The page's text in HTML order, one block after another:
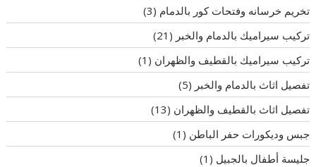
تخريم خرسانه وفتحات كور بالدمام (3)
تركيب سيراميك بالدمام والخبر (21)
تركيب سيراميك بالقطيف والظهران (1)
تفصيل اثاث بالدمام والخبر (5)
تفصيل اثاث بالقطيف والظهران (13)
جبس وديكورات حفر الباطن (1)
جليسة أطفال بالجبيل (1)